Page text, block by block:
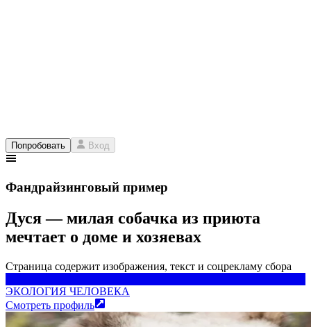
Попробовать Вход
Фандрайзинговый пример
Дуся — милая собачка из приюта
мечтает о доме и хозяевах
Страница содержит изображения, текст и соцрекламу сбора
ЭКОЛОГИЯ ЧЕЛОВЕКА
Смотреть профиль